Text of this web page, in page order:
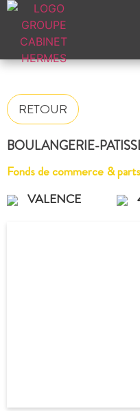
RETOUR
BOULANGERIE-
Fonds de commerce &
VALENCE